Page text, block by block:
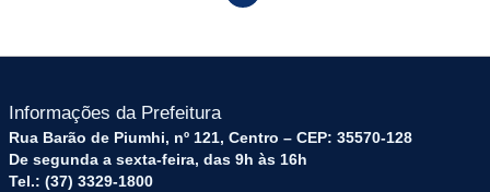
Informações da Prefeitura
Rua Barão de Piumhi, nº 121, Centro – CEP: 35570-128
De segunda a sexta-feira, das 9h às 16h
Tel.: (37) 3329-1800